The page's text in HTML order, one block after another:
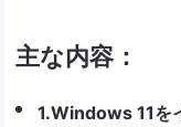
主な内容：
1.Windows 11を